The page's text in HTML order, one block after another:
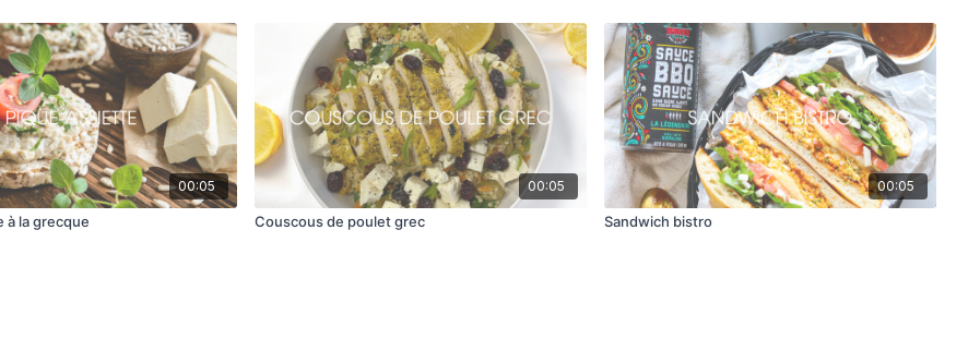
00:05
à la grecque
00:05
Couscous de poulet grec
00:05
Sandwich bistro